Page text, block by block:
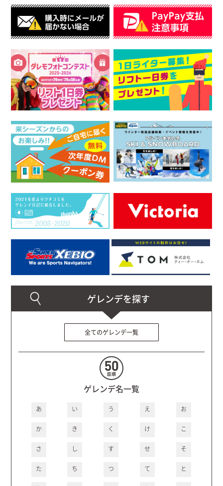
全てのゲレンデ一覧
ゲレンデ名一覧
あ い う え お
か き く け こ
さ し す せ そ
た ち つ て と